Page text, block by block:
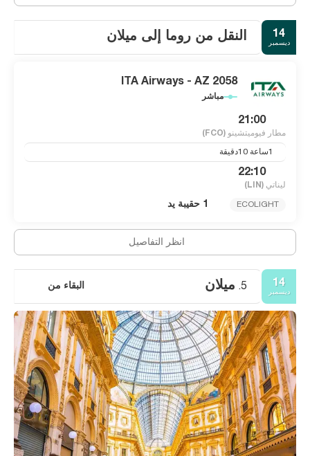
14
ديسمبر النقل من روما إلى ميلان
ITA Airways - AZ 2058
مباشر
21:00
مطار فيوميتشينو (FCO)
22:10
ليناتي (LIN)
ECOLIGHT 1 حقيبة يد
انظر التفاصيل
14
ديسمبر 5. ميلان البقاء من